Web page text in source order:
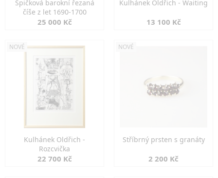
Špičková barokní řezaná
číše z let 1690-1700
25 000 Kč
Kulhánek Oldřich - Waiting
13 100 Kč
NOVÉ
Kulhánek Oldřich -
Rozcvička
22 700 Kč
NOVÉ
Stříbrný prsten s granáty
2 200 Kč